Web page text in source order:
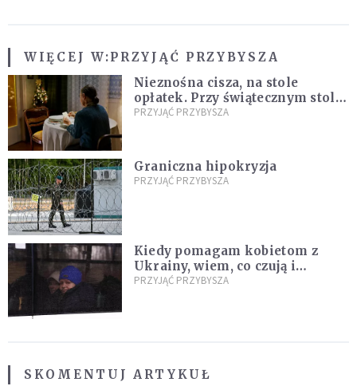
WIĘCEJ W:PRZYJĄĆ PRZYBYSZA
Nieznośna cisza, na stole
opłatek. Przy świątecznym stole
pani Maria. Sama
PRZYJĄĆ PRZYBYSZA
Graniczna hipokryzja
PRZYJĄĆ PRZYBYSZA
Kiedy pomagam kobietom z
Ukrainy, wiem, co czują i
rozumiem ich strach. Jestem
PRZYJĄĆ PRZYBYSZA
SKOMENTUJ ARTYKUŁ